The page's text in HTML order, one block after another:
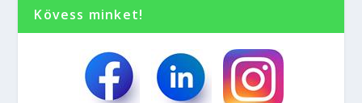
Kövess minket!